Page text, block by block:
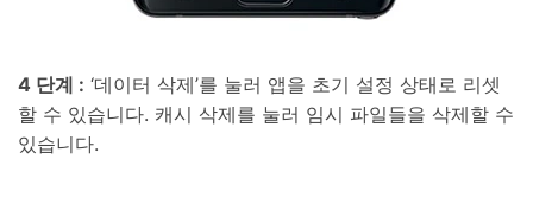
4 단계 : ‘데이터 삭제’를 눌러 앱을 초기 설정 상태로 리셋
할 수 있습니다. 캐시 삭제를 눌러 임시 파일들을 삭제할 수
있습니다.